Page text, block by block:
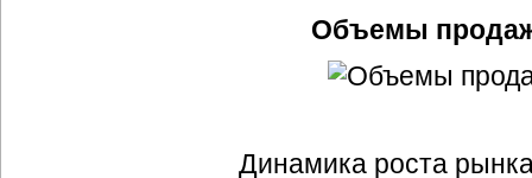
Объемы
Динамика роста